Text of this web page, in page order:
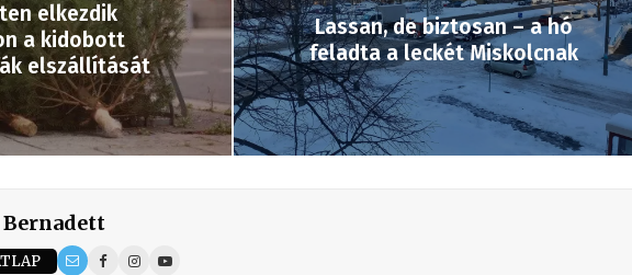
elkezdik
a kidobott
elszállítását
Lassan, de biztosan – a hó
feladta a leckét Miskolcnak